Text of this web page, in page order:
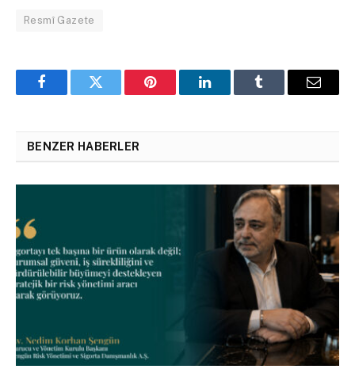
Resmî Gazete
FacebookTwitter Pinterest LinkedInTumblr Email
BENZER HABERLER